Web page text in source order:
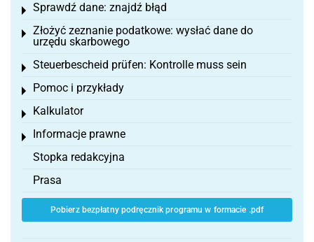
Sprawdź dane: znajdź błąd
Toggle menu
Złożyć zeznanie podatkowe: wysłać dane do
urzędu skarbowego
Toggle menu
Steuerbescheid prüfen: Kontrolle muss sein
Toggle menu
Pomoc i przykłady
Toggle menu
Kalkulator
Toggle menu
Informacje prawne
Toggle menu
Stopka redakcyjna
Prasa
Pobierz bezpłatny podręcznik programu w formacie .pdf